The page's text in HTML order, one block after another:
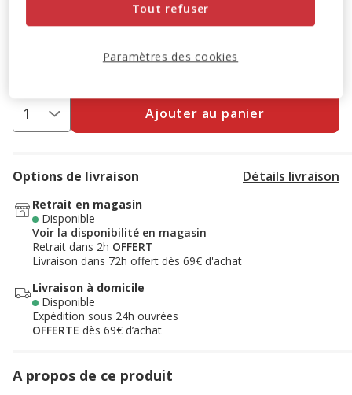
Animalis. Offre non cumulable aux autres promotions en
WELCOME10 Copier
Ajouter au panier
Options de livraison Détails livraison
Retrait en magasin
Disponible
Voir la disponibilité en magasin
Retrait dans 2h OFFERT
Livraison dans 72h offert dès 69€ d'achat
Livraison à domicile
Disponible
Expédition sous 24h ouvrées
OFFERTE dès 69€ d’achat
A propos de ce produit
Tout refuser
Paramètres des cookies